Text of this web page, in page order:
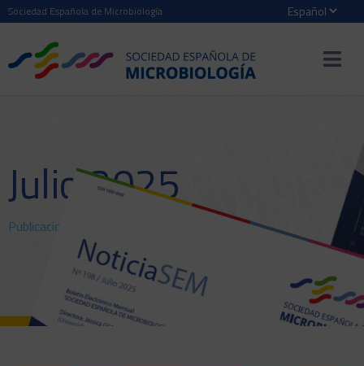
Sociedad Española de Microbiología
Julio 2025
Publicaciones